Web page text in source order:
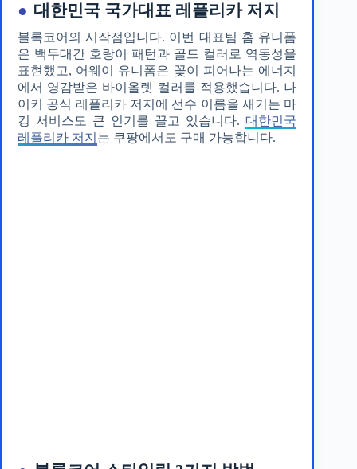
● 대한민국 국가대표 레플리카 저지
블록코어의 시작점입니다. 이번 대표팀 홈 유니폼
은 백두대간 호랑이 패턴과 골드 컬러로 역동성을
표현했고, 어웨이 유니폼은 꽃이 피어나는 에너지
에서 영감받은 바이올렛 컬러를 적용했습니다. 나
이키 공식 레플리카 저지에 선수 이름을 새기는 마
킹 서비스도 큰 인기를 끌고 있습니다.대한민국
레플리카 저지 는 쿠팡에서도 구매 가능합니다.